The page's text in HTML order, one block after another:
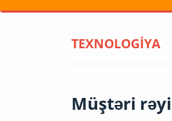
TEXNOLOGİYA
Müştəri